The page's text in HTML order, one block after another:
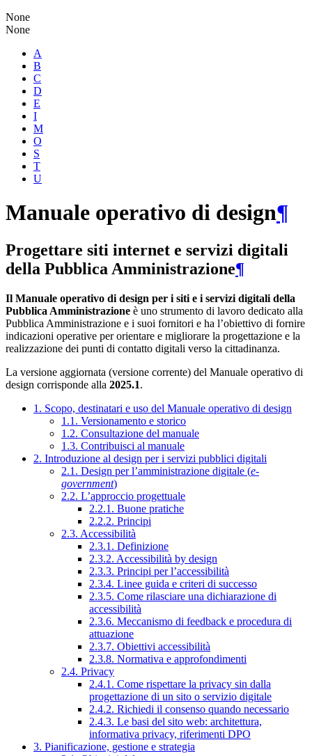
None
None
A
B
C
D
E
I
M
O
S
T
U
Manuale operativo di design¶
Progettare siti internet e servizi digitali
della Pubblica Amministrazione¶
Il Manuale operativo di design per i siti e i servizi digitali della
Pubblica Amministrazione è uno strumento di lavoro dedicato alla
Pubblica Amministrazione e i suoi fornitori e ha l’obiettivo di fornire
indicazioni operative per orientare e migliorare la progettazione e la
realizzazione dei punti di contatto digitali verso la cittadinanza.
La versione aggiornata (versione corrente) del Manuale operativo di
design corrisponde alla 2025.1.
1. Scopo, destinatari e uso del Manuale operativo di design
1.1. Versionamento e storico
1.2. Consultazione del manuale
1.3. Contribuisci al manuale
2. Introduzione al design per i servizi pubblici digitali
2.1. Design per l’amministrazione digitale (e-
government)
2.2. L’approccio progettuale
2.2.1. Buone pratiche
2.2.2. Principi
2.3. Accessibilità
2.3.1. Definizione
2.3.2. Accessibilità by design
2.3.3. Principi per l’accessibilità
2.3.4. Linee guida e criteri di successo
2.3.5. Come rilasciare una dichiarazione di
accessibilità
2.3.6. Meccanismo di feedback e procedura di
attuazione
2.3.7. Obiettivi accessibilità
2.3.8. Normativa e approfondimenti
2.4. Privacy
2.4.1. Come rispettare la privacy sin dalla
progettazione di un sito o servizio digitale
2.4.2. Richiedi il consenso quando necessario
2.4.3. Le basi del sito web: architettura,
informativa privacy, riferimenti DPO
3. Pianificazione, gestione e strategia